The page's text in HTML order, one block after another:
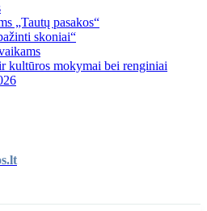
„Tautų pasakos“
skoniai“
kultūros mokymai bei renginiai